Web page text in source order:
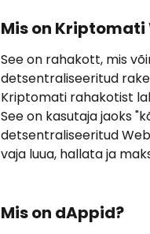
Mis on
See on rahakott, mis
detsentraliseeritud
Kriptomati rahakotist
See on kasutaja jaoks
detsentraliseeritud
vaja luua, hallata ja
Mis on dAppid?